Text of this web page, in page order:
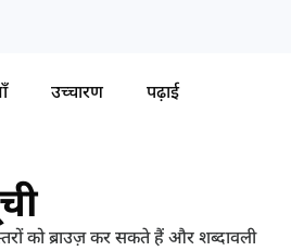
उच्चारण पढ़ाई
को ब्राउज़ कर सकते हैं और शब्दावली